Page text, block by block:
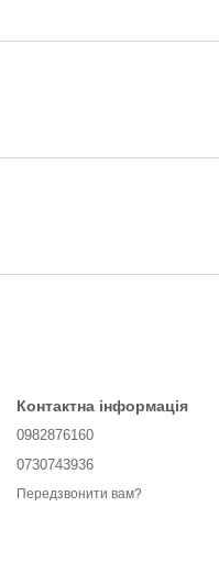
Контактна інформація
0982876160
0730743936
Передзвонити вам?